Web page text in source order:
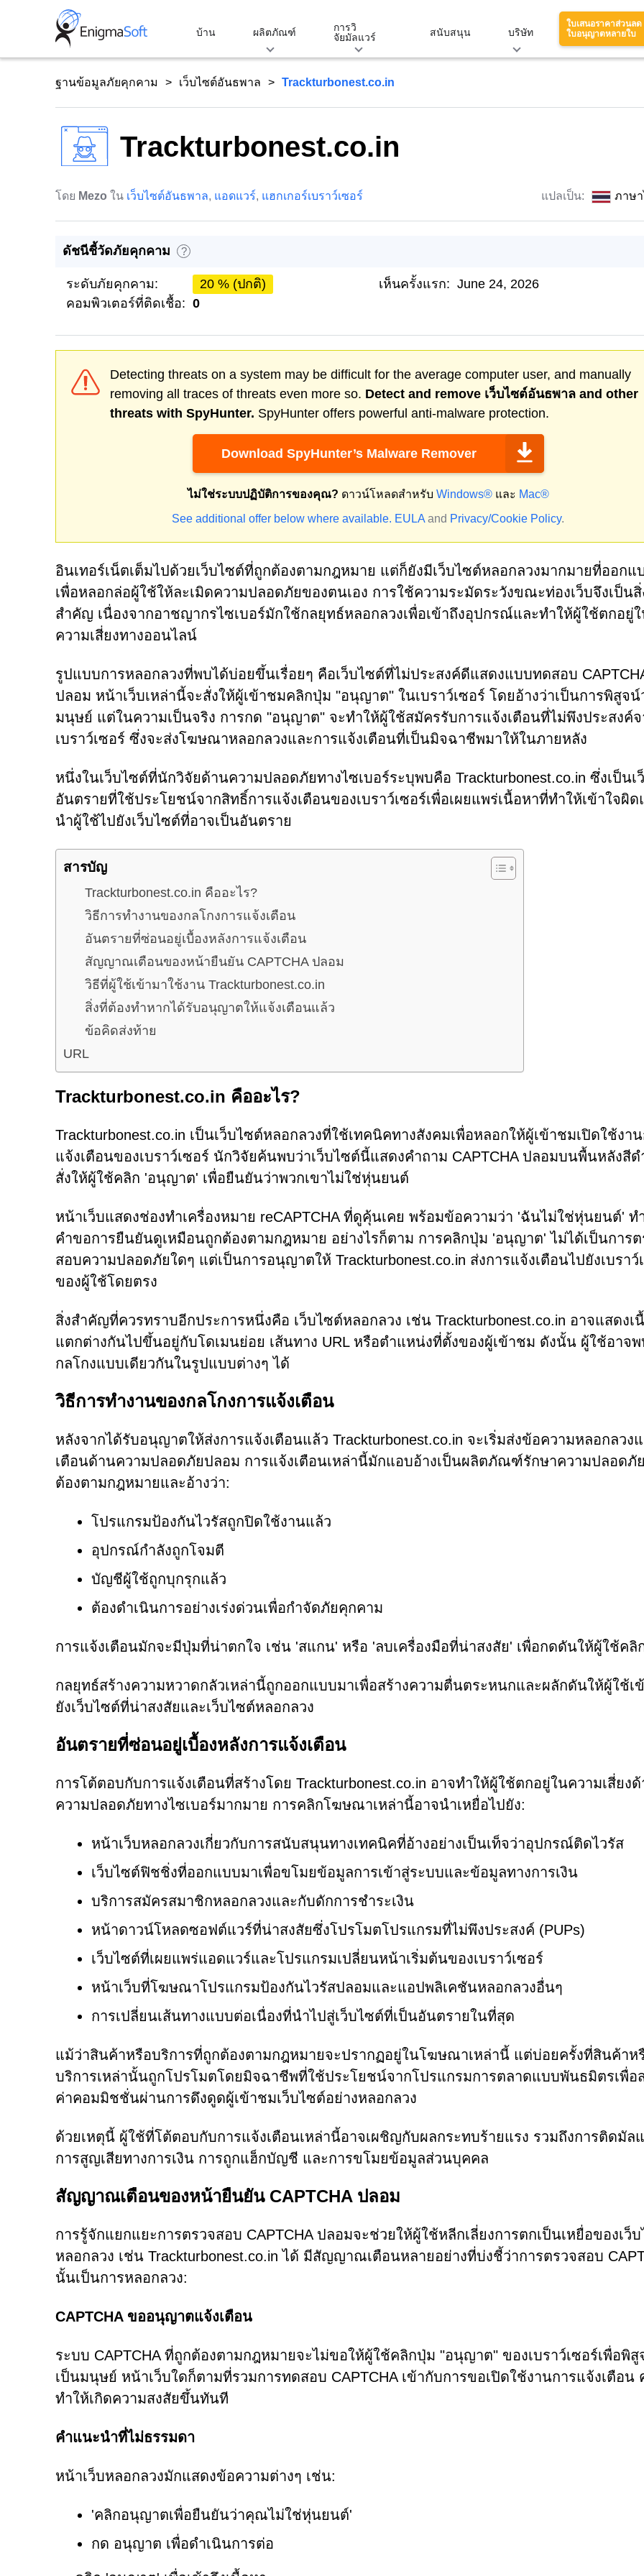
บ้าน ผลิตภัณฑ์
การวิ
จัยมัลแวร์
สนับสนุน บริษัท
ใบเสนอราคาส่วนลด
ใบอนุญาตหลายใบ
ฐานข้อมูลภัยคุกคาม เว็บไซต์อันธพาล Trackturbonest.co.in
Trackturbonest.co.in
โดย Mezo ใน เว็บไซต์อันธพาล, แอดแวร์, แฮกเกอร์เบราว์เซอร์ แปลเป็น: ภาษ
ดัชนีชี้วัดภัยคุกคาม ?
ระดับภัยคุกคาม:
20 % (ปกติ)
คอมพิวเตอร์ที่ติดเชื้อ: 0
เห็นครั้งแรก: June 24, 2026
Detecting threats on a system may be difficult for the average computer user, and manually
removing all traces of threats even more so. Detect and remove เว็บไซต์อันธพาล and other
threats with SpyHunter. SpyHunter offers powerful anti-malware protection.
Download SpyHunter’s Malware Remover
ไม่ใช่ระบบปฏิบัติการของคุณ? ดาวน์โหลดสำหรับ Windows®และ Mac®
See additional offer below where available. EULA and Privacy/Cookie Policy.
อินเทอร์เน็ตเต็มไปด้วยเว็บไซต์ที่ถูกต้องตามกฎหมาย แต่ก็ยังมีเว็บไซต์หลอกลวงมากมายที่ออกแ
เพื่อหลอกล่อผู้ใช้ให้ละเมิดความปลอดภัยของตนเอง การใช้ความระมัดระวังขณะท่องเว็บจึงเป็นสิ่
สำคัญ เนื่องจากอาชญากรไซเบอร์มักใช้กลยุทธ์หลอกลวงเพื่อเข้าถึงอุปกรณ์และทำให้ผู้ใช้ตกอยู่
ความเสี่ยงทางออนไลน์
รูปแบบการหลอกลวงที่พบได้บ่อยขึ้นเรื่อยๆ คือเว็บไซต์ที่ไม่ประสงค์ดีแสดงแบบทดสอบ
ปลอม หน้าเว็บเหล่านี้จะสั่งให้ผู้เข้าชมคลิกปุ่ม "อนุญาต" ในเบราว์เซอร์ โดยอ้างว่าเป็นการพิสูจน์
มนุษย์ แต่ในความเป็นจริง การกด "อนุญาต" จะทำให้ผู้ใช้สมัครรับการแจ้งเตือนที่ไม่พึงประสงค์จ
เบราว์เซอร์ ซึ่งจะส่งโฆษณาหลอกลวงและการแจ้งเตือนที่เป็นมิจฉาชีพมาให้ในภายหลัง
หนึ่งในเว็บไซต์ที่นักวิจัยด้านความปลอดภัยทางไซเบอร์ระบุพบคือ Trackturbonest.co.in ซึ่งเป็นเ
อันตรายที่ใช้ประโยชน์จากสิทธิ์การแจ้งเตือนของเบราว์เซอร์เพื่อเผยแพร่เนื้อหาที่ทำให้เข้าใจผิด
นำผู้ใช้ไปยังเว็บไซต์ที่อาจเป็นอันตราย
สารบัญ
Trackturbonest.co.in คืออะไร?
วิธีการทำงานของกลโกงการแจ้งเตือน
อันตรายที่ซ่อนอยู่เบื้องหลังการแจ้งเตือน
สัญญาณเตือนของหน้ายืนยัน CAPTCHA ปลอม
วิธีที่ผู้ใช้เข้ามาใช้งาน Trackturbonest.co.in
สิ่งที่ต้องทำหากได้รับอนุญาตให้แจ้งเตือนแล้ว
ข้อคิดส่งท้าย
URL
Trackturbonest.co.in คืออะไร?
Trackturbonest.co.in เป็นเว็บไซต์หลอกลวงที่ใช้เทคนิคทางสังคมเพื่อหลอกให้ผู้เข้าชมเปิดใช้งา
แจ้งเตือนของเบราว์เซอร์ นักวิจัยค้นพบว่าเว็บไซต์นี้แสดงคำถาม CAPTCHA ปลอมบนพื้นหลังสีด
สั่งให้ผู้ใช้คลิก 'อนุญาต' เพื่อยืนยันว่าพวกเขาไม่ใช่หุ่นยนต์
หน้าเว็บแสดงช่องทำเครื่องหมาย reCAPTCHA ที่ดูคุ้นเคย พร้อมข้อความว่า 'ฉันไม่ใช่หุ่นยนต์' ท
คำขอการยืนยันดูเหมือนถูกต้องตามกฎหมาย อย่างไรก็ตาม การคลิกปุ่ม 'อนุญาต' ไม่ได้เป็นการต
สอบความปลอดภัยใดๆ แต่เป็นการอนุญาตให้ Trackturbonest.co.in ส่งการแจ้งเตือนไปยังเบราว์
ของผู้ใช้โดยตรง
สิ่งสำคัญที่ควรทราบอีกประการหนึ่งคือ เว็บไซต์หลอกลวง เช่น Trackturbonest.co.in อาจแสดงเ
แตกต่างกันไปขึ้นอยู่กับโดเมนย่อย เส้นทาง URL หรือตำแหน่งที่ตั้งของผู้เข้าชม ดังนั้น ผู้ใช้อาจ
กลโกงแบบเดียวกันในรูปแบบต่างๆ ได้
วิธีการทำงานของกลโกงการแจ้งเตือน
หลังจากได้รับอนุญาตให้ส่งการแจ้งเตือนแล้ว Trackturbonest.co.in จะเริ่มส่งข้อความหลอกลวง
เตือนด้านความปลอดภัยปลอม การแจ้งเตือนเหล่านี้มักแอบอ้างเป็นผลิตภัณฑ์รักษาความปลอดภั
ต้องตามกฎหมายและอ้างว่า:
โปรแกรมป้องกันไวรัสถูกปิดใช้งานแล้ว
อุปกรณ์กำลังถูกโจมตี
บัญชีผู้ใช้ถูกบุกรุกแล้ว
ต้องดำเนินการอย่างเร่งด่วนเพื่อกำจัดภัยคุกคาม
การแจ้งเตือนมักจะมีปุ่มที่น่าตกใจ เช่น 'สแกน' หรือ 'ลบเครื่องมือที่น่าสงสัย' เพื่อกดดันให้ผู้ใช้คลิ
กลยุทธ์สร้างความหวาดกลัวเหล่านี้ถูกออกแบบมาเพื่อสร้างความตื่นตระหนกและผลักดันให้ผู้ใช้เ
ยังเว็บไซต์ที่น่าสงสัยและเว็บไซต์หลอกลวง
อันตรายที่ซ่อนอยู่เบื้องหลังการแจ้งเตือน
การโต้ตอบกับการแจ้งเตือนที่สร้างโดย Trackturbonest.co.in อาจทำให้ผู้ใช้ตกอยู่ในความเสี่ยง
ความปลอดภัยทางไซเบอร์มากมาย การคลิกโฆษณาเหล่านี้อาจนำเหยื่อไปยัง:
หน้าเว็บหลอกลวงเกี่ยวกับการสนับสนุนทางเทคนิคที่อ้างอย่างเป็นเท็จว่าอุปกรณ์ติดไวรัส
เว็บไซต์ฟิชชิ่งที่ออกแบบมาเพื่อขโมยข้อมูลการเข้าสู่ระบบและข้อมูลทางการเงิน
บริการสมัครสมาชิกหลอกลวงและกับดักการชำระเงิน
หน้าดาวน์โหลดซอฟต์แวร์ที่น่าสงสัยซึ่งโปรโมตโปรแกรมที่ไม่พึงประสงค์ (PUPs)
เว็บไซต์ที่เผยแพร่แอดแวร์และโปรแกรมเปลี่ยนหน้าเริ่มต้นของเบราว์เซอร์
หน้าเว็บที่โฆษณาโปรแกรมป้องกันไวรัสปลอมและแอปพลิเคชันหลอกลวงอื่นๆ
การเปลี่ยนเส้นทางแบบต่อเนื่องที่นำไปสู่เว็บไซต์ที่เป็นอันตรายในที่สุด
แม้ว่าสินค้าหรือบริการที่ถูกต้องตามกฎหมายจะปรากฏอยู่ในโฆษณาเหล่านี้ แต่บ่อยครั้งที่สินค้าห
บริการเหล่านั้นถูกโปรโมตโดยมิจฉาชีพที่ใช้ประโยชน์จากโปรแกรมการตลาดแบบพันธมิตรเพื่อ
ค่าคอมมิชชั่นผ่านการดึงดูดผู้เข้าชมเว็บไซต์อย่างหลอกลวง
ด้วยเหตุนี้ ผู้ใช้ที่โต้ตอบกับการแจ้งเตือนเหล่านี้อาจเผชิญกับผลกระทบร้ายแรง รวมถึงการติดมัล
การสูญเสียทางการเงิน การถูกแฮ็กบัญชี และการขโมยข้อมูลส่วนบุคคล
สัญญาณเตือนของหน้ายืนยัน CAPTCHA ปลอม
การรู้จักแยกแยะการตรวจสอบ CAPTCHA ปลอมจะช่วยให้ผู้ใช้หลีกเลี่ยงการตกเป็นเหยื่อของเว็
หลอกลวง เช่น Trackturbonest.co.in ได้ มีสัญญาณเตือนหลายอย่างที่บ่งชี้ว่าการตรวจสอบ
นั้นเป็นการหลอกลวง:
CAPTCHA ขออนุญาตแจ้งเตือน
ระบบ CAPTCHA ที่ถูกต้องตามกฎหมายจะไม่ขอให้ผู้ใช้คลิกปุ่ม "อนุญาต" ของเบราว์เซอร์เพื่อพิสู
เป็นมนุษย์ หน้าเว็บใดก็ตามที่รวมการทดสอบ CAPTCHA เข้ากับการขอเปิดใช้งานการแจ้งเตือน
ทำให้เกิดความสงสัยขึ้นทันที
คำแนะนำที่ไม่ธรรมดา
หน้าเว็บหลอกลวงมักแสดงข้อความต่างๆ เช่น:
'คลิกอนุญาตเพื่อยืนยันว่าคุณไม่ใช่หุ่นยนต์'
กด อนุญาต เพื่อดำเนินการต่อ